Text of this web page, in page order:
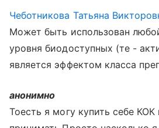
Чеботникова Татьяна
Может быть использован
уровня биодоступных (те -
является эффектом класса
анонимно
Тоесть я могу купить себе